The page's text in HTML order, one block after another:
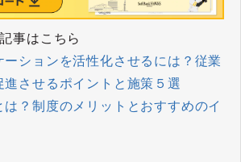
事はこちら
ーションを活性化させるには？従業
進させるポイントと施策５選
は？制度のメリットとおすすめのイ